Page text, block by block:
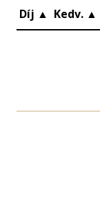
Díj ▲ Kedv. ▲